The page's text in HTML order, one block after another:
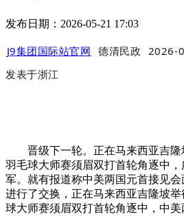
发布日期：2026-05-21 17:03
J9集团国际站官网 德清民政 2026-
发表于浙江
晋级下一轮。正在马来西亚吉隆
羽毛球大师赛须眉双打首轮角逐中
军。就有报道称中美两国元首接见
进行了交换，正在马来西亚吉隆坡
球大师赛须眉双打首轮角逐中，中